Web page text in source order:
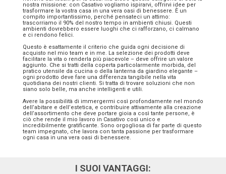
nostra missione: con Casativo vogliamo ispirarvi, offrirvi idee per
trasformare la vostra casa in una vera oasi di benessere. È un
compito importantissimo, perché pensateci un attimo:
trascorriamo il 90% del nostro tempo in ambienti chiusi. Questi
ambienti dovrebbero essere luoghi che ci rafforzano, ci calmano
e ci rendono felici.
Questo è esattamente il criterio che guida ogni decisione di
acquisto nel mio team e in me. La selezione dei prodotti deve
facilitare la vita o renderla più piacevole – deve offrire un valore
aggiunto. Che si tratti della coperta particolarmente morbida, del
pratico utensile da cucina o della lanterna da giardino elegante –
ogni prodotto deve fare una differenza tangibile nella vita
quotidiana dei nostri clienti. Si tratta di trovare soluzioni che non
siano solo belle, ma anche intelligenti e utili.
Avere la possibilità di immergermi così profondamente nel mondo
dell’abitare e dell’estetica, e contribuire attivamente alla creazione
dell’assortimento che deve portare gioia a così tante persone, è
ciò che rende il mio lavoro in Casativo così unico e
incredibilmente gratificante. Sono orgogliosa di far parte di questo
team impegnato, che lavora con tanta passione per trasformare
ogni casa in una vera oasi di benessere.
I SUOI VANTAGGI: